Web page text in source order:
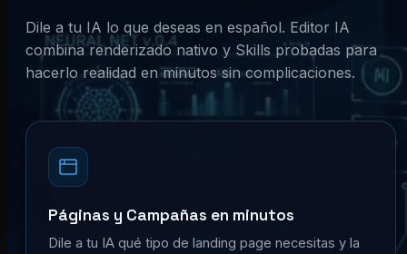
Dile a tu IA lo que deseas en español. Editor IA
combina renderizado nativo y Skills probadas para
hacerlo realidad en minutos sin complicaciones.
Páginas y Campañas en minutos
Dile a tu IA qué tipo de landing page necesitas y la